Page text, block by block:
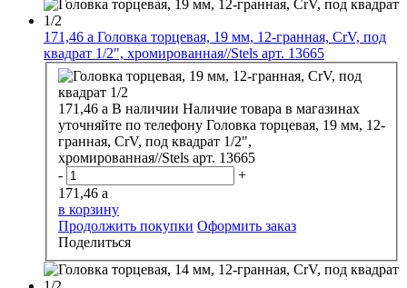
171,46 a Головка торцевая, 19 мм, 12-гранная, CrV, под
квадрат 1/2", хромированная//Stels арт. 13665
171,46 a В наличии Наличие товара в магазинах
уточняйте по телефону Головка торцевая, 19 мм, 12-
гранная, CrV, под квадрат 1/2",
хромированная//Stels арт. 13665
-
+
171,46 a
в корзину
Продолжить покупки Оформить заказ
Поделиться